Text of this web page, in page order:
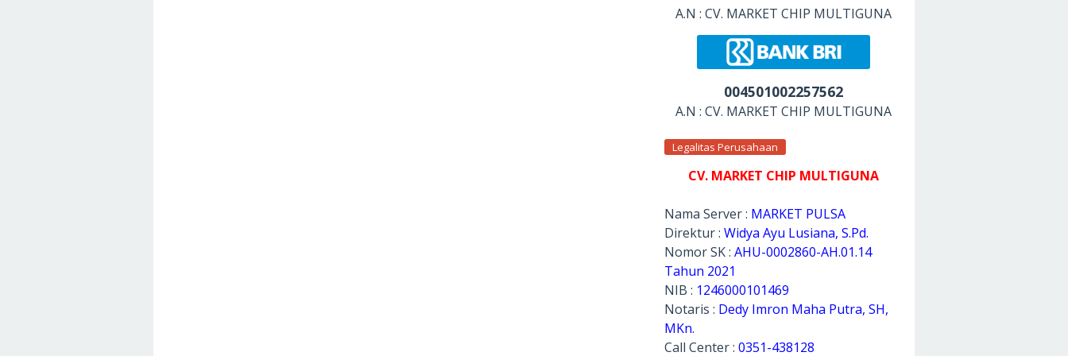
A.N : CV. MARKET CHIP MULTIGUNA
004501002257562
A.N : CV. MARKET CHIP MULTIGUNA
Legalitas Perusahaan
CV. MARKET CHIP MULTIGUNA
Nama Server : MARKET PULSA
Direktur : Widya Ayu Lusiana, S.Pd.
Nomor SK : AHU-0002860-AH.01.14
Tahun 2021
NIB : 1246000101469
Notaris : Dedy Imron Maha Putra, SH,
MKn.
Call Center : 0351-438128